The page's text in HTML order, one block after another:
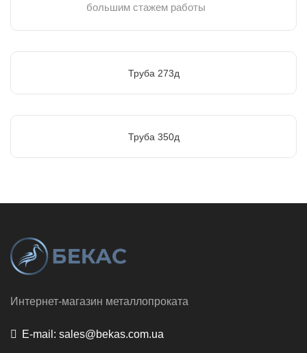
большим стажем работы
Труба 273д
Труба 350д
Интернет-магазин металлопроката
E-mail: sales@bekas.com.ua